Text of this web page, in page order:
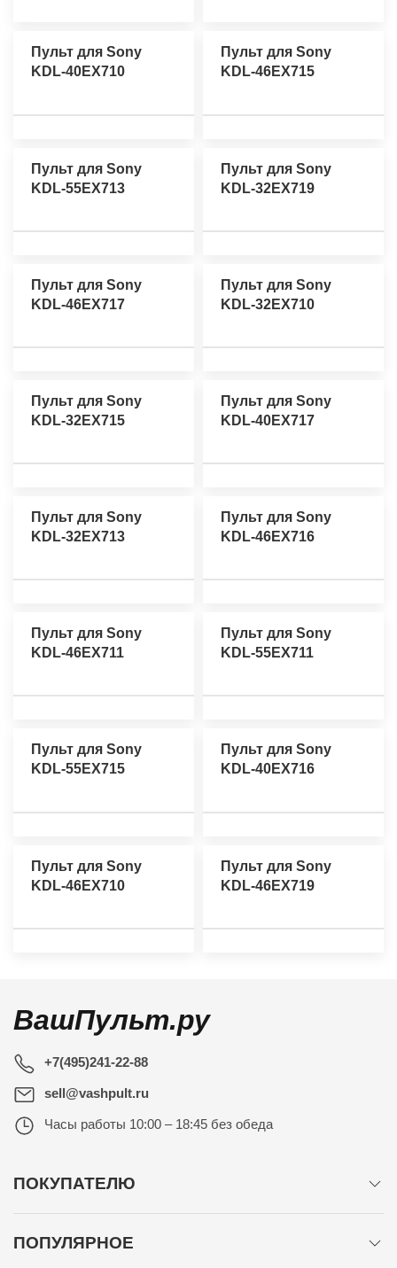
Пульт для Sony
KDL-40EX710
Пульт для Sony
KDL-46EX715
Пульт для Sony
KDL-55EX713
Пульт для Sony
KDL-32EX719
Пульт для Sony
KDL-46EX717
Пульт для Sony
KDL-32EX710
Пульт для Sony
KDL-32EX715
Пульт для Sony
KDL-40EX717
Пульт для Sony
KDL-32EX713
Пульт для Sony
KDL-46EX716
Пульт для Sony
KDL-46EX711
Пульт для Sony
KDL-55EX711
Пульт для Sony
KDL-55EX715
Пульт для Sony
KDL-40EX716
Пульт для Sony
KDL-46EX710
Пульт для Sony
KDL-46EX719
ВашПульт.ру
+7(495)241-22-88
sell@vashpult.ru
Часы работы 10:00 – 18:45 без обеда
ПОКУПАТЕЛЮ
ПОПУЛЯРНОЕ